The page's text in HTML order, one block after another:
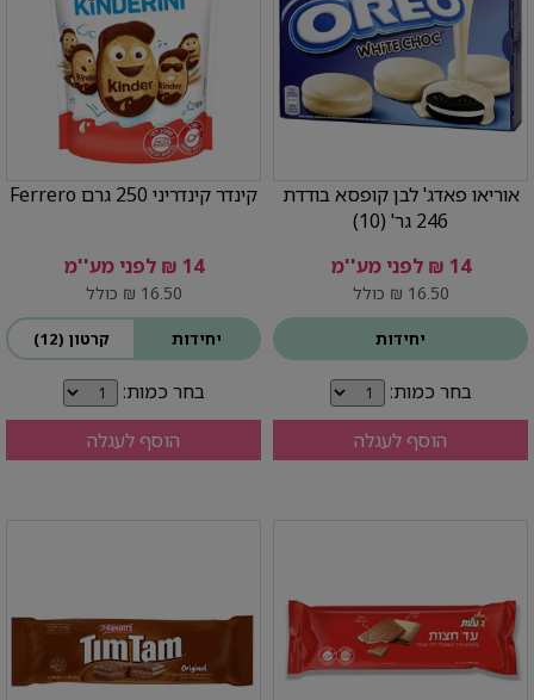
אוריאו פאדג' לבן קופסא בודדת
246 גר' (10)
14 ₪ לפני מע''מ
16.50 ₪ כולל
יחידות
בחר כמות:
הוסף לעגלה
קינדר קינדריני 250 גרם Ferrero
14 ₪ לפני מע''מ
16.50 ₪ כולל
יחידות קרטון (12)
בחר כמות:
הוסף לעגלה